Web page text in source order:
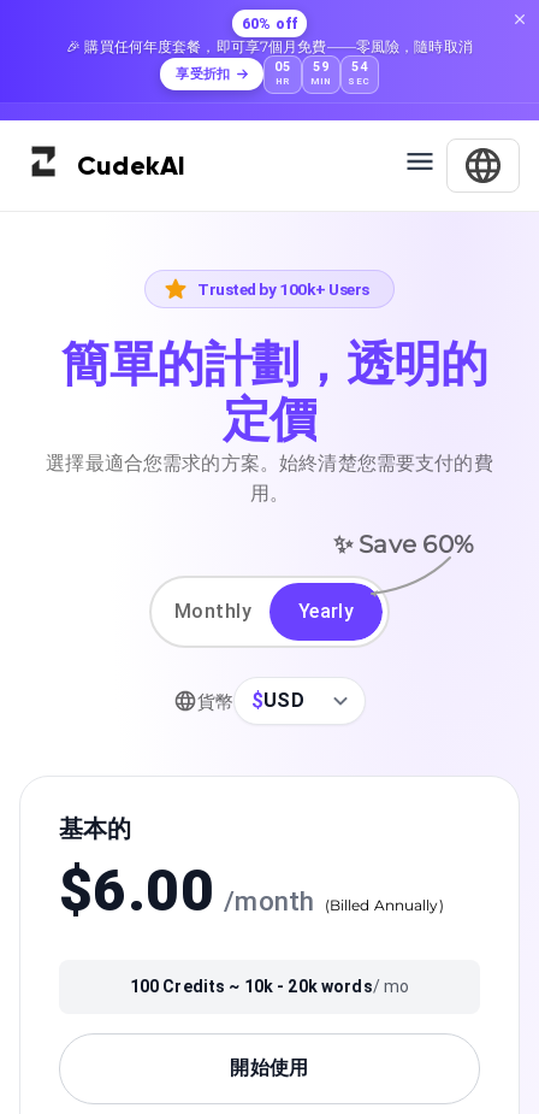
60% off
🎉 購買任何年度套餐，即可享7個月免費——零風險，隨時取消
享受折扣 05
HR
59
MIN
53
SEC
CudekAI
Trusted by 100k+ Users
簡單的計劃，透明的
定價
選擇最適合您需求的方案。始終清楚您需要支付的費
用。
✨ Save 60%
Monthly Yearly
貨幣 $USD
基本的
$6.00 /month (Billed Annually)
100 Credits ~ 10k - 20kwords/ mo
開始使用